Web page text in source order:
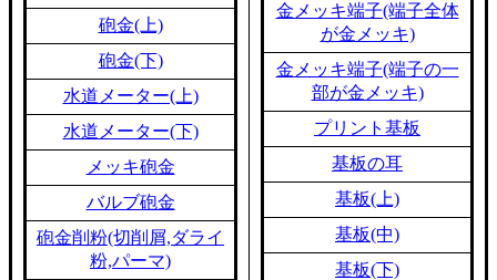
砲金(上)
砲金(下)
水道メーター(上)
水道メーター(下)
メッキ砲金
バルブ砲金
砲金削粉(切削屑,ダライ
粉,パーマ)
金メッキ端子(端子全体
が金メッキ)
金メッキ端子(端子の一
部が金メッキ)
プリント基板
基板の耳
基板(上)
基板(中)
基板(下)